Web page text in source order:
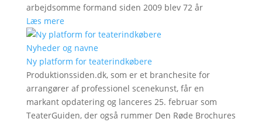
arbejdsomme formand siden 2009 blev 72 år
Læs mere
Nyheder og navne
Ny platform for teaterindkøbere
Produktionssiden.dk, som er et branchesite for
arrangører af professionel scenekunst, får en
markant opdatering og lanceres 25. februar som
TeaterGuiden, der også rummer Den Røde Brochures